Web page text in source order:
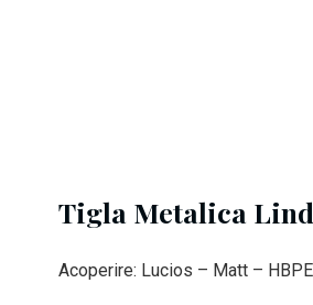
Tigla Metalica
Acoperire: Lucios – Matt – HBPE